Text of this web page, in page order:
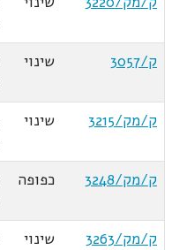
ק/3057
שינוי
ק/מק/3215
שינוי
ק/מק/3248
כפופה
ק/מק/3263
שינוי